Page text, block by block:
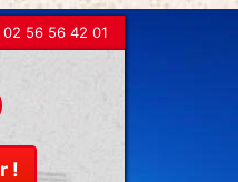
02 56 56 42 01
!